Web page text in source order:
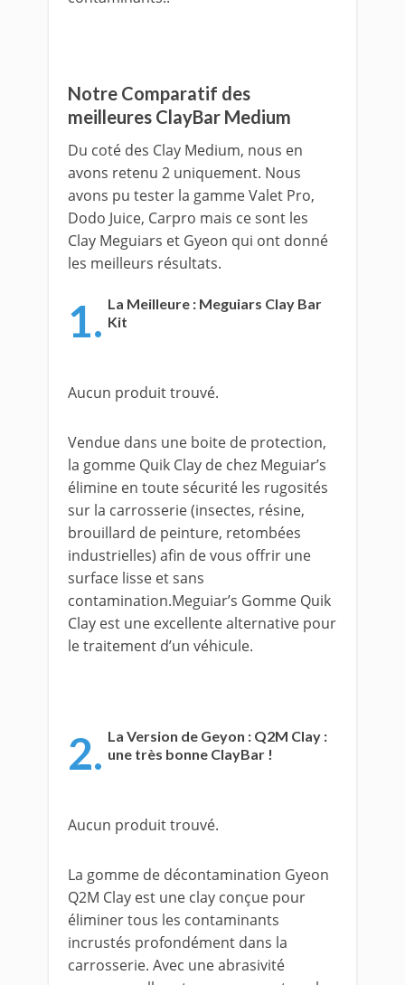
Notre Comparatif des
meilleures ClayBar Medium
Du coté des Clay Medium, nous en
avons retenu 2 uniquement. Nous
avons pu tester la gamme Valet Pro,
Dodo Juice, Carpro mais ce sont les
Clay Meguiars et Gyeon qui ont donné
les meilleurs résultats.
1. La Meilleure : Meguiars Clay Bar
Kit
Aucun produit trouvé.
Vendue dans une boite de protection,
la gomme Quik Clay de chez Meguiar’s
élimine en toute sécurité les rugosités
sur la carrosserie (insectes, résine,
brouillard de peinture, retombées
industrielles) afin de vous offrir une
surface lisse et sans
contamination.Meguiar’s Gomme Quik
Clay est une excellente alternative pour
le traitement d’un véhicule.
2. La Version de Geyon : Q2M Clay :
une très bonne ClayBar !
Aucun produit trouvé.
La gomme de décontamination Gyeon
Q2M Clay est une clay conçue pour
éliminer tous les contaminants
incrustés profondément dans la
carrosserie. Avec une abrasivité